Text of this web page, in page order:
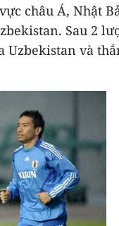
châu Á, Nhật
Sau 2
Uzbekistan và